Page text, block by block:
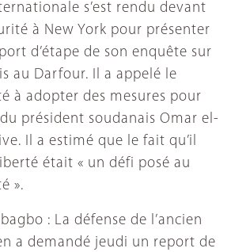
s’est rendu devant
à New York pour présenter
d’étape de son enquête sur
au Darfour. Il a appelé le
à adopter des mesures pour
président soudanais Omar el-
Il a estimé que le fait qu’il
était « un défi posé au
».
: La défense de l’ancien
a demandé jeudi un report de